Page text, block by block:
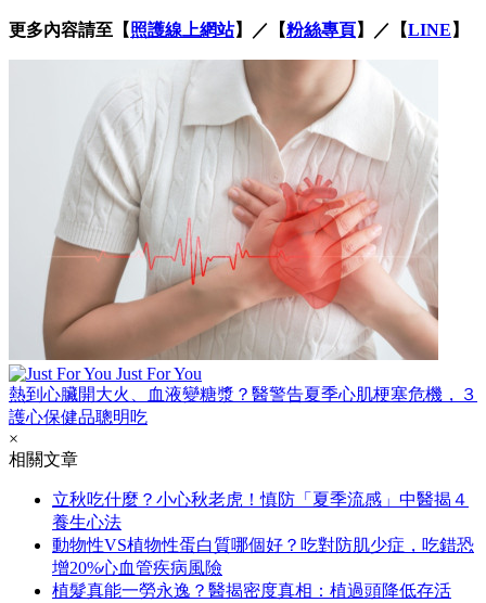
更多內容請至【照護線上網站】／【粉絲專頁】／【LINE 】
Just For You
熱到心臟開大火、血液變糖漿？醫警告夏季心肌梗塞危機，３
護心保健品聰明吃
×
相關文章
立秋吃什麼？小心秋老虎！慎防「夏季流感」中醫揭４
養生心法
動物性VS植物性蛋白質哪個好？吃對防肌少症，吃錯恐
增20%心血管疾病風險
植髮真能一勞永逸？醫揭密度真相：植過頭降低存活